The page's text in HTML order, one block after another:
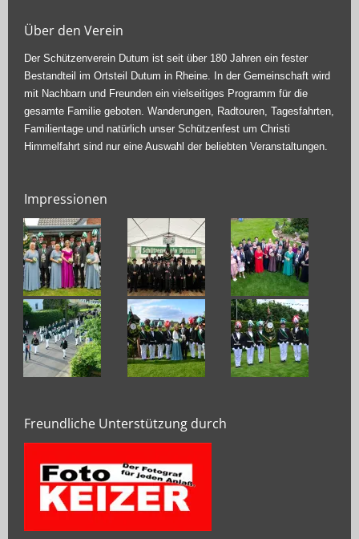
Über den Verein
Der Schützenverein Dutum ist seit über 180 Jahren ein fester
Bestandteil im Ortsteil Dutum in Rheine. In der Gemeinschaft wird
mit Nachbarn und Freunden ein vielseitiges Programm für die
gesamte Familie geboten. Wanderungen, Radtouren, Tagesfahrten,
Familientage und natürlich unser Schützenfest um Christi
Himmelfahrt sind nur eine Auswahl der beliebten Veranstaltungen.
Impressionen
Freundliche Unterstützung durch